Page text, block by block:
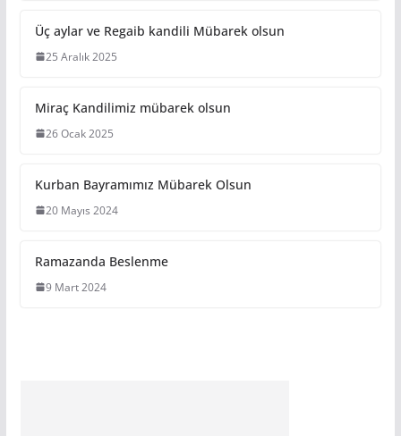
Üç aylar ve Regaib kandili Mübarek olsun
25 Aralık 2025
Miraç Kandilimiz mübarek olsun
26 Ocak 2025
Kurban Bayramımız Mübarek Olsun
20 Mayıs 2024
Ramazanda Beslenme
9 Mart 2024